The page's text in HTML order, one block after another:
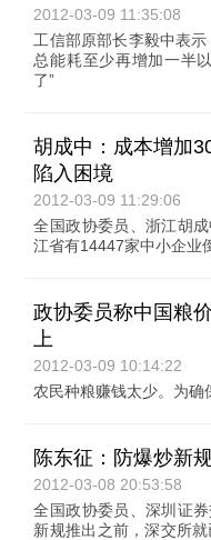
2012-03-09 11:35:08
工信部原部长李毅中表
总能耗至少再增加一半
了”
胡成中：成本增加
陷入困境
2012-03-09 11:29:06
全国政协委员、浙江胡
江省有14447家中小企业
政协委员称中国粮
上
2012-03-09 10:14:22
农民种粮赚钱太少。为
陈东征：防爆炒新
2012-03-08 20:53:58
全国政协委员、深圳证
新规推出之前，深交所